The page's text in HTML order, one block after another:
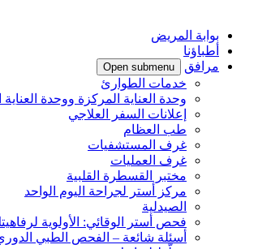
بوابة المريض
أطباؤنا
مرافق
Open submenu
خدمات الطوارئ
وحدة العناية المركزة ووحدة
إعلانات السفر العلاجي
طب العظام
غرف المستشفيات
غرف العمليات
مختبر القسطرة القلبية
مركز أستر لجراحة اليوم الواحد
الصيدلية
فحص أستر الوقائي: الأولوية
أسئلة شائعة – الفحص الطبي